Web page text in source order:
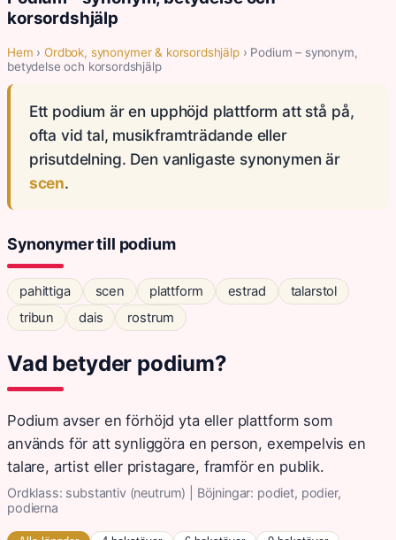
korsordshjälp
Hem ›Ordbok, synonymer & korsordshjälp› Podium – synonym,
betydelse och korsordshjälp
Ett podium är en upphöjd plattform att stå på,
ofta vid tal, musikframträdande eller
prisutdelning. Den vanligaste synonymen är
scen.
Synonymer till podium
pahittiga scen plattform estrad
talarstol
tribun
dais rostrum
Vad betyder podium?
Podium avser en förhöjd yta eller plattform som
används för att synliggöra en person, exempelvis en
talare, artist eller pristagare, framför en publik.
Ordklass: substantiv (neutrum) | Böjningar: podiet, podier,
podierna